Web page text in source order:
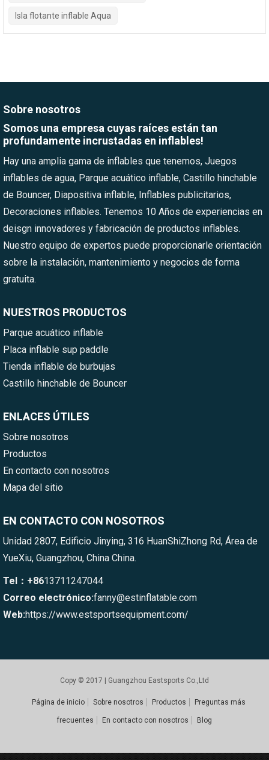
Isla flotante inflable Aqua
Sobre nosotros
Somos una empresa cuyas raíces están tan
profundamente incrustadas en inflables!
Hay una amplia gama de inflables que tenemos, Juegos
inflables de agua, Parque acuático inflable, Castillo hinchable
de Bouncer, Diapositiva inflable, Inflables publicitarios,
Decoraciones inflables. Tenemos 10 Años de experiencias en
deisgn innovadores y fabricación de productos inflables.
Nuestro equipo de expertos puede proporcionarle orientación
sobre la instalación, mantenimiento y negocios de forma
gratuita.
NUESTROS PRODUCTOS
Parque acuático inflable
Placa inflable sup paddle
Tienda inflable de burbujas
Castillo hinchable de Bouncer
ENLACES ÚTILES
Sobre nosotros
Productos
En contacto con nosotros
Mapa del sitio
EN CONTACTO CON NOSOTROS
Unidad 2807, Edificio Jinying, 316 HuanShiZhong Rd, Área de
YueXiu, Guangzhou, China China.
Tel：+8613711247044
Correo electrónico:fanny@estinflatable.com
Web:https://www.estsportsequipment.com/
Copy © 2017 | Guangzhou Eastsports Co.,Ltd
Página de inicio Sobre nosotros Productos Preguntas más
frecuentes En contacto con nosotros Blog